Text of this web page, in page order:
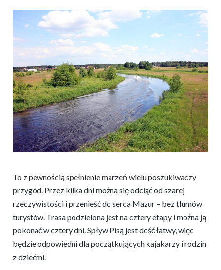
To z pewnością spełnienie marzeń wielu poszukiwaczy
przygód. Przez kilka dni można się odciąć od szarej
rzeczywistości i przenieść do serca Mazur – bez tłumów
turystów. Trasa podzielona jest na cztery etapy i można ją
pokonać w cztery dni. Spływ Pisą jest dość łatwy, więc
będzie odpowiedni dla początkujących kajakarzy i rodzin
z dziećmi.